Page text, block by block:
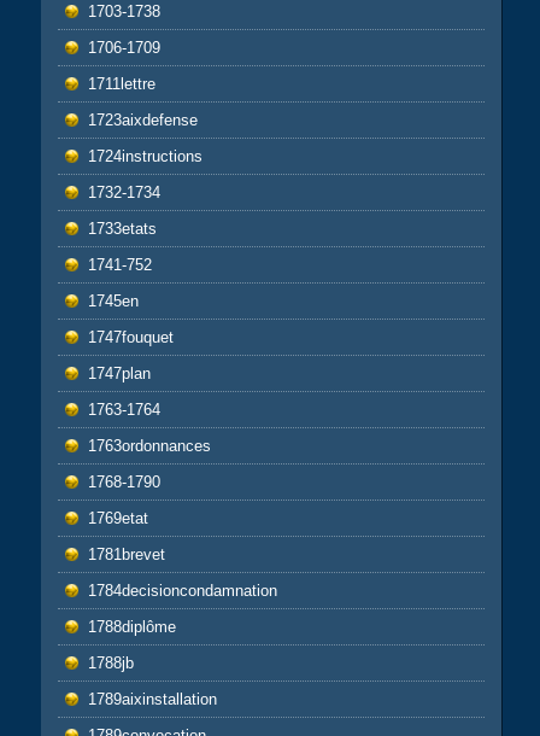
1703-1738
1706-1709
1711lettre
1723aixdefense
1724instructions
1732-1734
1733etats
1741-752
1745en
1747fouquet
1747plan
1763-1764
1763ordonnances
1768-1790
1769etat
1781brevet
1784decisioncondamnation
1788diplôme
1788jb
1789aixinstallation